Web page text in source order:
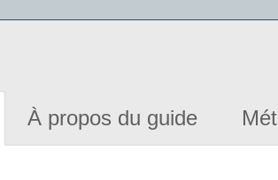
À propos du guide